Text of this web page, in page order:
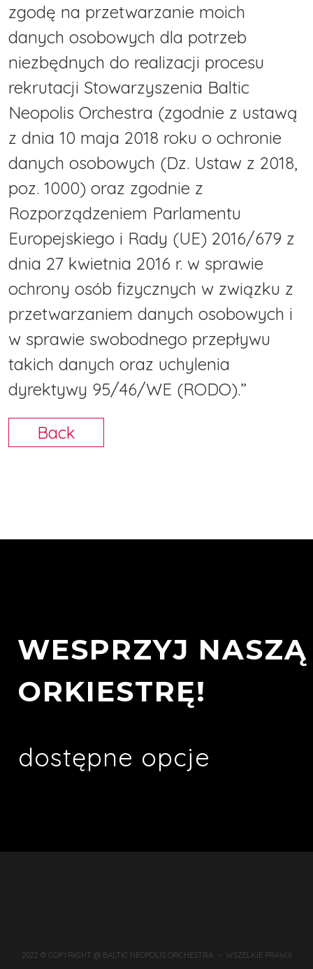
zgodę na przetwarzanie moich
danych osobowych dla potrzeb
niezbędnych do realizacji procesu
rekrutacji Stowarzyszenia Baltic
Neopolis Orchestra (zgodnie z ustawą
z dnia 10 maja 2018 roku o ochronie
danych osobowych (Dz. Ustaw z 2018,
poz. 1000) oraz zgodnie z
Rozporządzeniem Parlamentu
Europejskiego i Rady (UE) 2016/679 z
dnia 27 kwietnia 2016 r. w sprawie
ochrony osób fizycznych w związku z
przetwarzaniem danych osobowych i
w sprawie swobodnego przepływu
takich danych oraz uchylenia
dyrektywy 95/46/WE (RODO).”
Back
WESPRZYJ NASZĄ
ORKIESTRĘ!
dostępne opcje
2022 © COPYRIGHT @ BALTIC NEOPOLIS ORCHESTRA – WSZELKIE PRAWA